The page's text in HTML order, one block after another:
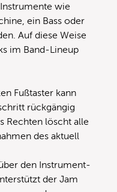
wie
ein Bass oder
Auf diese Weise
im Band-Lineup
Fußtaster kann
rückgängig
Rechten löscht alle
des aktuell
den Instrument-
der Jam